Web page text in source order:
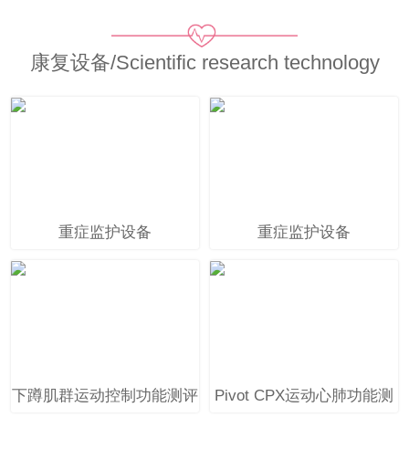
康复设备/Scientific research technology
重症监护设备 重症监护设备
下蹲肌群运动控制功能测评
Pivot CPX运动心肺功能测